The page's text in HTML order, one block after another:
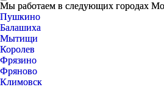
Мы работаем в следующих городах
Пушкино
Балашиха
Мытищи
Королев
Фрязино
Фряново
Климовск